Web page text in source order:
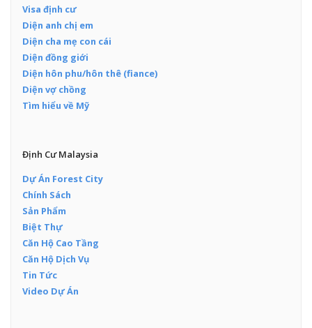
Visa định cư
Diện anh chị em
Diện cha mẹ con cái
Diện đồng giới
Diện hôn phu/hôn thê (fiance)
Diện vợ chồng
Tìm hiểu về Mỹ
Định Cư Malaysia
Dự Án Forest City
Chính Sách
Sản Phẩm
Biệt Thự
Căn Hộ Cao Tầng
Căn Hộ Dịch Vụ
Tin Tức
Video Dự Án